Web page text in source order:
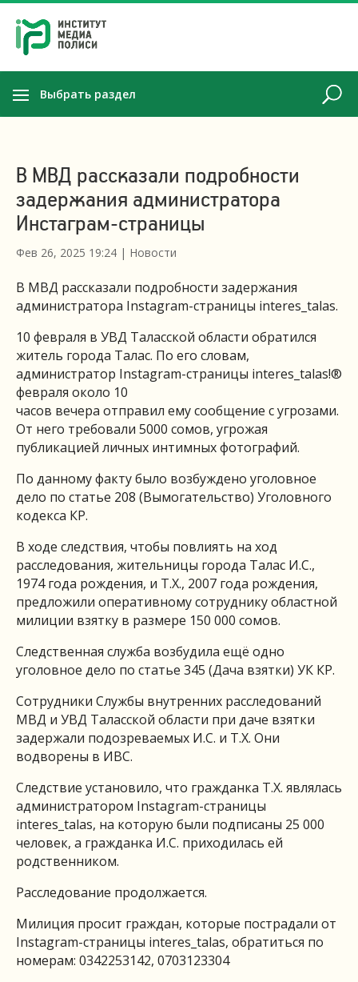
Выбрать раздел
В МВД рассказали подробности
задержания администратора
Инстаграм-страницы
Фев 26, 2025 19:24 | Новости
В МВД рассказали подробности задержания
администратора Instagram-страницы interes_talas.
10 февраля в УВД Таласской области обратился
житель города Талас. По его словам,
администратор Instagram-страницы interes_talas!®
февраля около 10
часов вечера отправил ему сообщение с угрозами.
От него требовали 5000 сомов, угрожая
публикацией личных интимных фотографий.
По данному факту было возбуждено уголовное
дело по статье 208 (Вымогательство) Уголовного
кодекса КР.
В ходе следствия, чтобы повлиять на ход
расследования, жительницы города Талас И.С.,
1974 года рождения, и Т.Х., 2007 года рождения,
предложили оперативному сотруднику областной
милиции взятку в размере 150 000 сомов.
Следственная служба возбудила ещё одно
уголовное дело по статье 345 (Дача взятки) УК КР.
Сотрудники Службы внутренних расследований
МВД и УВД Таласской области при даче взятки
задержали подозреваемых И.С. и Т.Х. Они
водворены в ИВС.
Следствие установило, что гражданка Т.Х. являлась
администратором Instagram-страницы
interes_talas, на которую были подписаны 25 000
человек, а гражданка И.С. приходилась ей
родственником.
Расследование продолжается.
Милиция просит граждан, которые пострадали от
Instagram-страницы interes_talas, обратиться по
номерам: 0342253142, 0703123304